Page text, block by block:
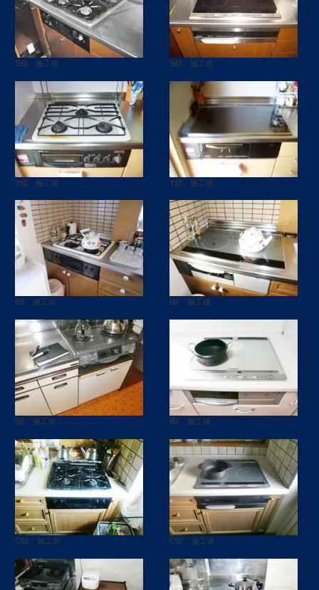
S邸 施工前 S邸 施工後
Y邸 施工前 Y邸 施工後
I邸 施工前 I邸 施工後
I邸 施工前 I邸 施工後
O邸 施工前 O邸 施工後